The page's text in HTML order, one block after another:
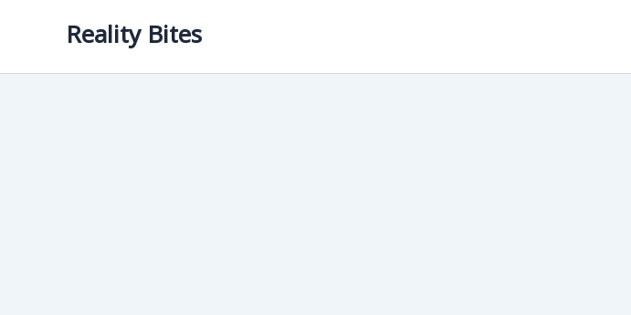
Reality Bites